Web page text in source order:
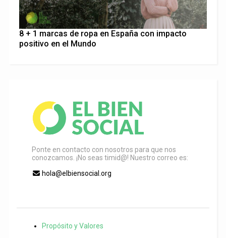
8 + 1 marcas de ropa en España con impacto
positivo en el Mundo
Ponte en contacto con nosotros para que nos
conozcamos. ¡No seas timid@! Nuestro correo es:
hola@elbiensocial.org
Propósito y Valores